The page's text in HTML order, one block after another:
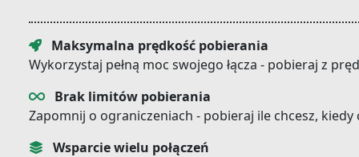
Maksymalna prędkość pobierania
Wykorzystaj pełną moc swojego łącza - pobieraj z
Brak limitów pobierania
Zapomnij o ograniczeniach - pobieraj ile chcesz,
Wsparcie wielu połączeń